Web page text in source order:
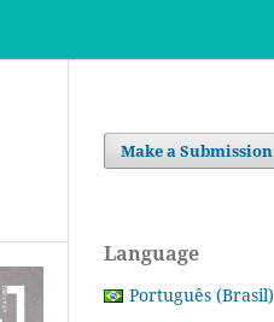
Make a Submission
Language
Português (Brasil)